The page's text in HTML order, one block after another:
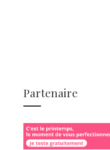
Partenaire